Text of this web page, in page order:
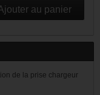
de la prise chargeur